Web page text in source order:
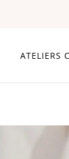
ATELIERS